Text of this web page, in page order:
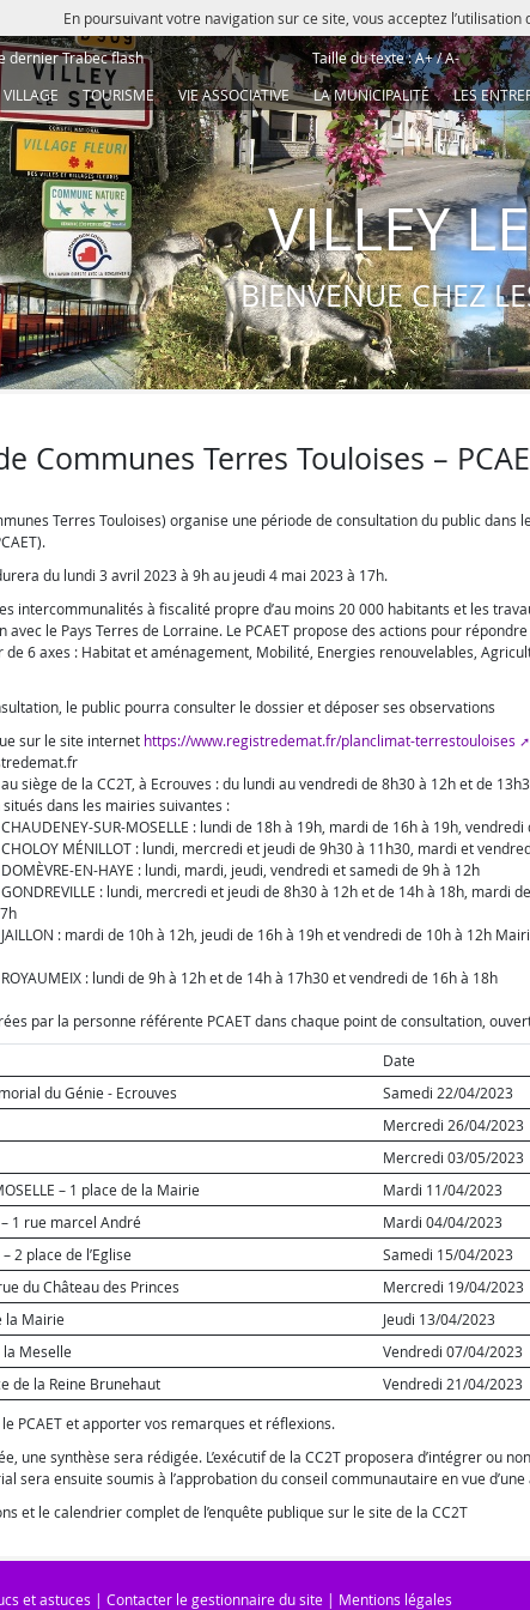
En poursuivant votre navigation sur ce site, vous acceptez
dernierTrabec flash Taille du texte :A+/A-
VILLAGE TOURISME VIE ASSOCIATIVE LA MUNICIPALITÉ LES
VILLEY
BIENVENUE CHEZ
Communes Terres Touloises –
Terres Touloises) organise une période de consultation du public dans
du lundi 3 avril 2023 à 9h au jeudi 4 mai 2023 à 17h.
intercommunalités à fiscalité propre d’au moins 20 000 habitants et les
le Pays Terres de Lorraine. Le PCAET propose des actions pour
6 axes : Habitat et aménagement, Mobilité, Energies renouvelables,
le public pourra consulter le dossier et déposer ses observations
sur le site internet https://www.registredemat.fr/planclimat-terrestouloises
siège de la CC2T, à Ecrouves : du lundi au vendredi de 8h30 à 12h et de
dans les mairies suivantes :
SUR-MOSELLE : lundi de 18h à 19h, mardi de 16h à 19h,
MÉNILLOT : lundi, mercredi et jeudi de 9h30 à 11h30, mardi et
EN-HAYE : lundi, mardi, jeudi, vendredi et samedi de 9h à 12h
: lundi, mercredi et jeudi de 8h30 à 12h et de 14h à 18h, mardi
: mardi de 10h à 12h, jeudi de 16h à 19h et vendredi de 10h à 12h
: lundi de 9h à 12h et de 14h à 17h30 et vendredi de 16h à 18h
par la personne référente PCAET dans chaque point de consultation,
Date
du Génie - Ecrouves
Samedi 22/04/2023
Mercredi 26/04/2023
Mercredi 03/05/2023
– 1 place de la Mairie
Mardi 11/04/2023
1 rue marcel André
Mardi 04/04/2023
2 place de l’Eglise
Samedi 15/04/2023
du Château des Princes
Mercredi 19/04/2023
la Mairie
Jeudi 13/04/2023
la Meselle
Vendredi 07/04/2023
de la Reine Brunehaut
Vendredi 21/04/2023
PCAET et apporter vos remarques et réflexions.
une synthèse sera rédigée. L’exécutif de la CC2T proposera d’intégrer ou
sera ensuite soumis à l’approbation du conseil communautaire en vue
et le calendrier complet de l’enquête publique sur le site de la CC2T
et astuces | Contacter le gestionnaire du site | Mentions légales